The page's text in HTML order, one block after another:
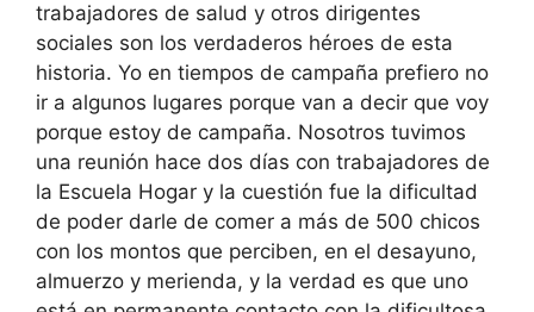
trabajadores de salud y otros dirigentes
sociales son los verdaderos héroes de esta
historia. Yo en tiempos de campaña prefiero no
ir a algunos lugares porque van a decir que voy
porque estoy de campaña. Nosotros tuvimos
una reunión hace dos días con trabajadores de
la Escuela Hogar y la cuestión fue la dificultad
de poder darle de comer a más de 500 chicos
con los montos que perciben, en el desayuno,
almuerzo y merienda, y la verdad es que uno